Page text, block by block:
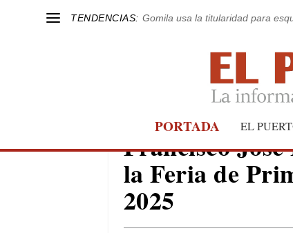
TENDENCIAS: Gomila usa la titularidad para
PORTADA EL
EL PUERTO
Francisco
la Feria de
2025